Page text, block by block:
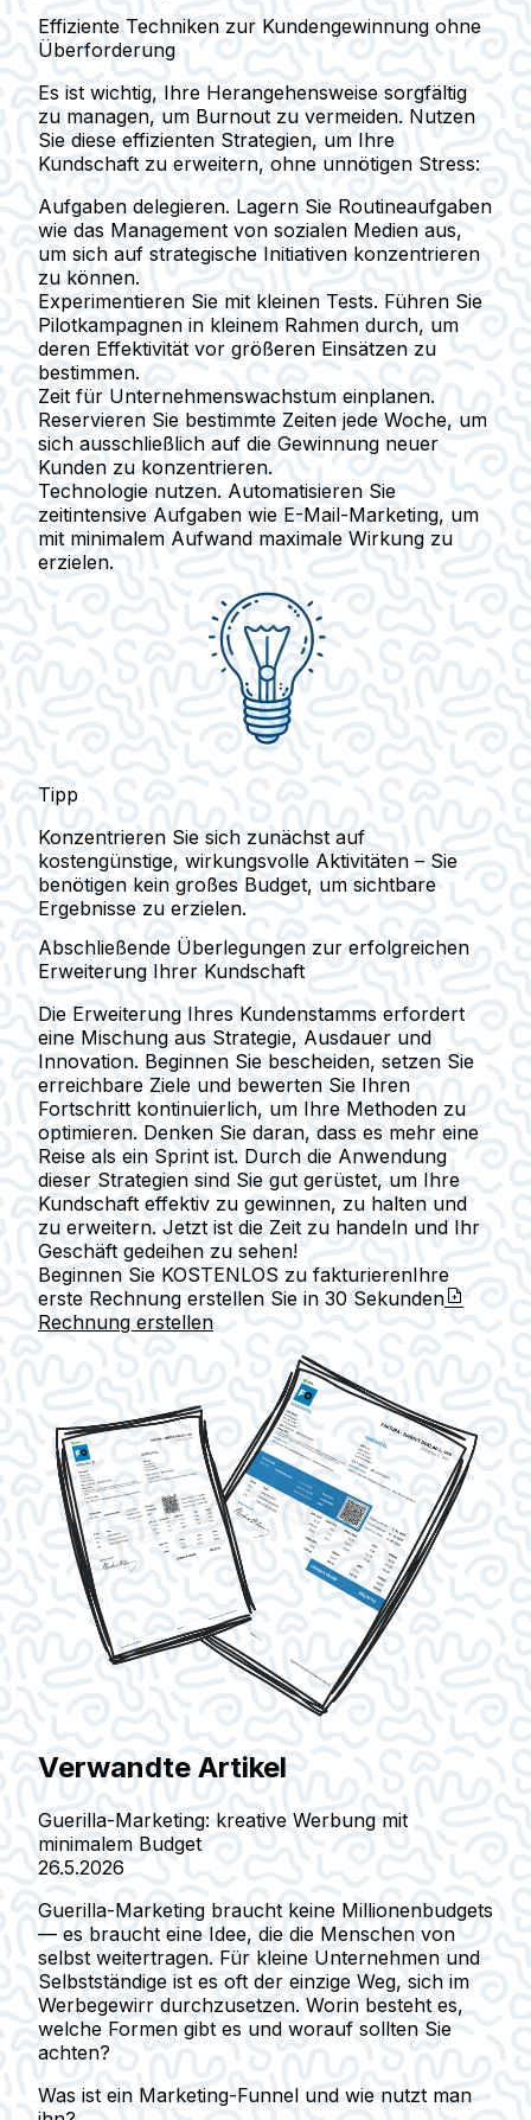
Effiziente Techniken zur Kundengewinnung ohne
Überforderung
Es ist wichtig, Ihre Herangehensweise sorgfältig
zu managen, um Burnout zu vermeiden. Nutzen
Sie diese effizienten Strategien, um Ihre
Kundschaft zu erweitern, ohne unnötigen Stress:
Aufgaben delegieren. Lagern Sie Routineaufgaben
wie das Management von sozialen Medien aus,
um sich auf strategische Initiativen konzentrieren
zu können.
Experimentieren Sie mit kleinen Tests. Führen Sie
Pilotkampagnen in kleinem Rahmen durch, um
deren Effektivität vor größeren Einsätzen zu
bestimmen.
Zeit für Unternehmenswachstum einplanen.
Reservieren Sie bestimmte Zeiten jede Woche, um
sich ausschließlich auf die Gewinnung neuer
Kunden zu konzentrieren.
Technologie nutzen. Automatisieren Sie
zeitintensive Aufgaben wie E-Mail-Marketing, um
mit minimalem Aufwand maximale Wirkung zu
erzielen.
Tipp
Konzentrieren Sie sich zunächst auf
kostengünstige, wirkungsvolle Aktivitäten – Sie
benötigen kein großes Budget, um sichtbare
Ergebnisse zu erzielen.
Abschließende Überlegungen zur erfolgreichen
Erweiterung Ihrer Kundschaft
Die Erweiterung Ihres Kundenstamms erfordert
eine Mischung aus Strategie, Ausdauer und
Innovation. Beginnen Sie bescheiden, setzen Sie
erreichbare Ziele und bewerten Sie Ihren
Fortschritt kontinuierlich, um Ihre Methoden zu
optimieren. Denken Sie daran, dass es mehr eine
Reise als ein Sprint ist. Durch die Anwendung
dieser Strategien sind Sie gut gerüstet, um Ihre
Kundschaft effektiv zu gewinnen, zu halten und
zu erweitern. Jetzt ist die Zeit zu handeln und Ihr
Geschäft gedeihen zu sehen!
Beginnen Sie KOSTENLOS zu fakturierenIhre
erste Rechnung erstellen Sie in 30 Sekunden
Rechnung erstellen
Verwandte Artikel
Guerilla-Marketing: kreative Werbung mit
minimalem Budget
26.5.2026
Guerilla-Marketing braucht keine Millionenbudgets
— es braucht eine Idee, die die Menschen von
selbst weitertragen. Für kleine Unternehmen und
Selbstständige ist es oft der einzige Weg, sich im
Werbegewirr durchzusetzen. Worin besteht es,
welche Formen gibt es und worauf sollten Sie
achten?
Was ist ein Marketing-Funnel und wie nutzt man